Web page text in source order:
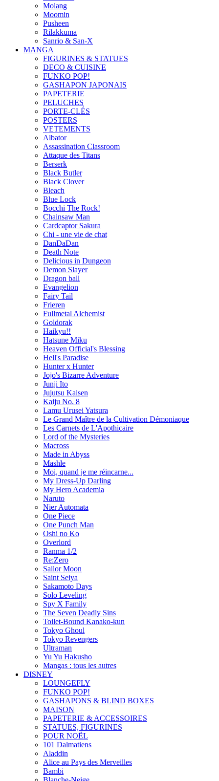
Molang
Moomin
Pusheen
Rilakkuma
Sanrio & San-X
MANGA
FIGURINES & STATUES
DECO & CUISINE
FUNKO POP!
GASHAPON JAPONAIS
PAPETERIE
PELUCHES
PORTE-CLÉS
POSTERS
VETEMENTS
Albator
Assassination Classroom
Attaque des Titans
Berserk
Black Butler
Black Clover
Bleach
Blue Lock
Bocchi The Rock!
Chainsaw Man
Cardcaptor Sakura
Chi - une vie de chat
DanDaDan
Death Note
Delicious in Dungeon
Demon Slayer
Dragon ball
Evangelion
Fairy Tail
Frieren
Fullmetal Alchemist
Goldorak
Haikyu!!
Hatsune Miku
Heaven Official's Blessing
Hell's Paradise
Hunter x Hunter
Jojo's Bizarre Adventure
Junji Ito
Jujutsu Kaisen
Kaiju No. 8
Lamu Urusei Yatsura
Le Grand Maître de la Cultivation Démoniaque
Les Carnets de L'Apothicaire
Lord of the Mysteries
Macross
Made in Abyss
Mashle
Moi, quand je me réincarne...
My Dress-Up Darling
My Hero Academia
Naruto
Nier Automata
One Piece
One Punch Man
Oshi no Ko
Overlord
Ranma 1/2
Re:Zero
Sailor Moon
Saint Seiya
Sakamoto Days
Solo Leveling
Spy X Family
The Seven Deadly Sins
Toilet-Bound Kanako-kun
Tokyo Ghoul
Tokyo Revengers
Ultraman
Yu Yu Hakusho
Mangas : tous les autres
DISNEY
LOUNGEFLY
FUNKO POP!
GASHAPONS & BLIND BOXES
MAISON
PAPETERIE & ACCESSOIRES
STATUES, FIGURINES
POUR NOËL
101 Dalmatiens
Aladdin
Alice au Pays des Merveilles
Bambi